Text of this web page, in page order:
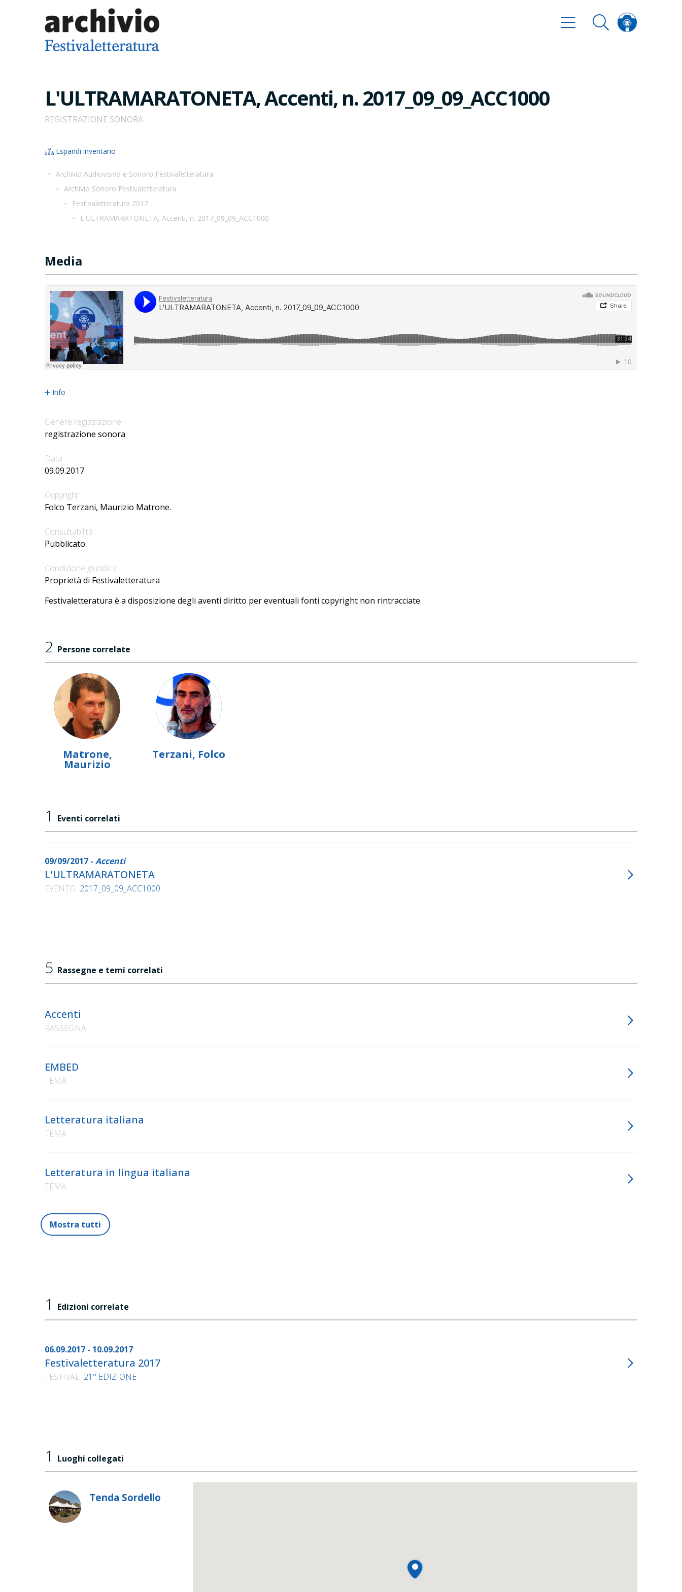
L'ULTRAMARATONETA, Accenti, n. 2017_09_09_ACC1000
REGISTRAZIONE SONORA
Espandi inventario
Archivio Audiovisivo e Sonoro Festivaletteratura
Archivio Sonoro Festivaletteratura
Festivaletteratura 2017
L'ULTRAMARATONETA, Accenti, n. 2017_09_09_ACC1000
Media
Info
Genere registrazione
registrazione sonora
Data
09.09.2017
Copyright
Folco Terzani, Maurizio Matrone.
Consultabilità
Pubblicato.
Condizione giuridica
Proprietà di Festivaletteratura
Festivaletteratura è a disposizione degli aventi diritto per eventuali fonti copyright non rintracciate
2 Persone correlate
Matrone,
Maurizio
Terzani, Folco
1 Eventi correlati
09/09/2017 - Accenti
L'ULTRAMARATONETA
EVENTO 2017_09_09_ACC1000
5 Rassegne e temi correlati
Accenti
RASSEGNA
EMBED
TEMA
Letteratura italiana
TEMA
Letteratura in lingua italiana
TEMA
Mostra tutti
1 Edizioni correlate
06.09.2017 - 10.09.2017
Festivaletteratura 2017
FESTIVAL 21° EDIZIONE
1 Luoghi collegati
Tenda Sordello